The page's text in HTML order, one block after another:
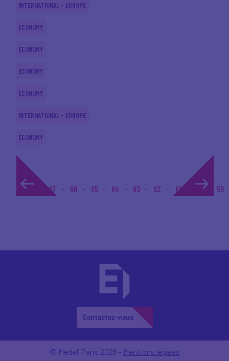
INTERNATIONAL - EUROPE
ECONOMY
ECONOMY
ECONOMY
ECONOMY
INTERNATIONAL - EUROPE
ECONOMY
1... 67 66 65 64 63 62 61 60 59
Contactez-nous
© Medef Paris 2026 - Mentions légales